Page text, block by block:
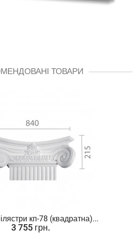
ТОВАРИ
кп-78 (квадратна)...
3 755 грн.